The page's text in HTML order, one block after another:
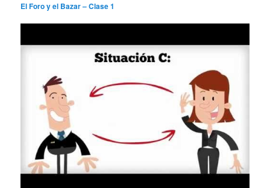
El Foro y el Bazar – Clase 1